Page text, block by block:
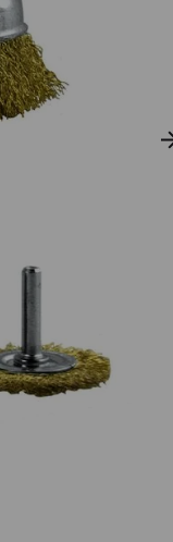
8.
9. hidrolavadora
10. black decker